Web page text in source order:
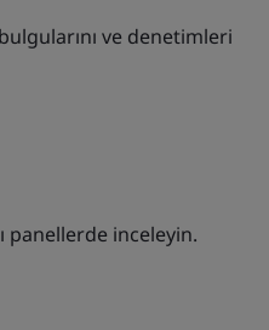
ve denetimleri
panellerde inceleyin.